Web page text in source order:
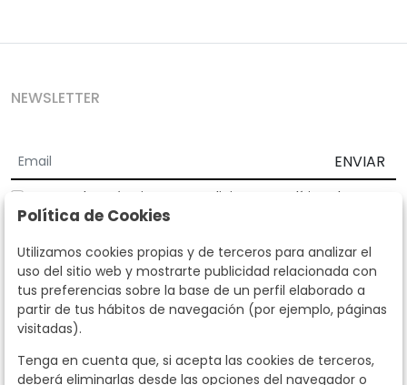
NEWSLETTER
ENVIAR
Acepto los Términos y Condiciones
Política de
privacidad
Según la LOPD y disposiciones de desarrollo, informamos que sus
datos personales serán tratados por parte de Subastas Segre con la
finalidad de gestionar la relación comercial. Puede ejercitar los
derechos de acceso, rectificación, cancelación, oposición y demás
derechos en los términos establecidos en la normativa vigente
dirigiéndote a nosotros. Asimismo, nos puede solicitar el envío de
llamando al teléfono 915159584 o enviando un e-mail a
info@subastassegre.es
Política de Cookies
Utilizamos cookies propias y de terceros para analizar el
uso del sitio web y mostrarte publicidad relacionada con
tus preferencias sobre la base de un perfil elaborado a
partir de tus hábitos de navegación (por ejemplo, páginas
visitadas).
Tenga en cuenta que, si acepta las cookies de terceros,
deberá eliminarlas desde las opciones del navegador o